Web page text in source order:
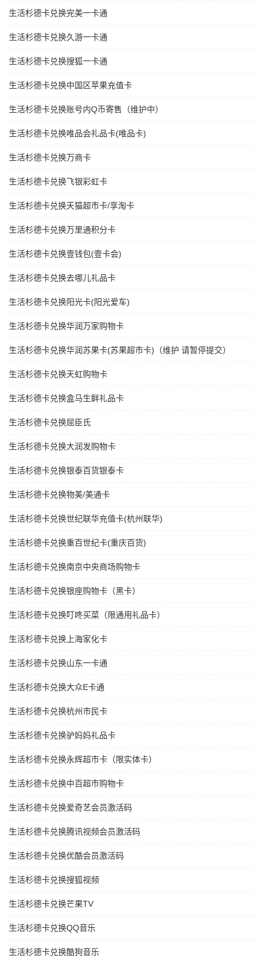
生活杉德卡兑换完美一卡通
生活杉德卡兑换久游一卡通
生活杉德卡兑换搜狐一卡通
生活杉德卡兑换中国区苹果充值卡
生活杉德卡兑换账号内Q币寄售（维护中）
生活杉德卡兑换唯品会礼品卡(唯品卡)
生活杉德卡兑换万商卡
生活杉德卡兑换飞银彩虹卡
生活杉德卡兑换天猫超市卡/享淘卡
生活杉德卡兑换万里通积分卡
生活杉德卡兑换壹钱包(壹卡会)
生活杉德卡兑换去哪儿礼品卡
生活杉德卡兑换阳光卡(阳光爱车)
生活杉德卡兑换华润万家购物卡
生活杉德卡兑换华润苏果卡(苏果超市卡)（维护 请暂停提交）
生活杉德卡兑换天虹购物卡
生活杉德卡兑换盒马生鲜礼品卡
生活杉德卡兑换屈臣氏
生活杉德卡兑换大润发购物卡
生活杉德卡兑换银泰百货银泰卡
生活杉德卡兑换物美/美通卡
生活杉德卡兑换世纪联华充值卡(杭州联华)
生活杉德卡兑换重百世纪卡(重庆百货)
生活杉德卡兑换南京中央商场购物卡
生活杉德卡兑换银座购物卡（黑卡）
生活杉德卡兑换叮咚买菜（限通用礼品卡）
生活杉德卡兑换上海家化卡
生活杉德卡兑换山东一卡通
生活杉德卡兑换大众E卡通
生活杉德卡兑换杭州市民卡
生活杉德卡兑换驴妈妈礼品卡
生活杉德卡兑换永辉超市卡（限实体卡）
生活杉德卡兑换中百超市购物卡
生活杉德卡兑换爱奇艺会员激活码
生活杉德卡兑换腾讯视频会员激活码
生活杉德卡兑换优酷会员激活码
生活杉德卡兑换搜狐视频
生活杉德卡兑换芒果TV
生活杉德卡兑换QQ音乐
生活杉德卡兑换酷狗音乐